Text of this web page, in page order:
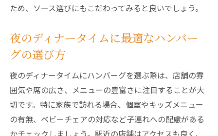
ため、ソース選びにもこだわってみると良いでしょう。
夜のディナータイムに最適なハンバー
グの選び方
夜のディナータイムにハンバーグを選ぶ際は、店舗の雰
囲気や席の広さ、メニューの豊富さに注目することが大
切です。特に家族で訪れる場合、個室やキッズメニュー
の有無、ベビーチェアの対応など子連れへの配慮がある
かチェックしましょう。駅近の店舗はアクセスも良く、